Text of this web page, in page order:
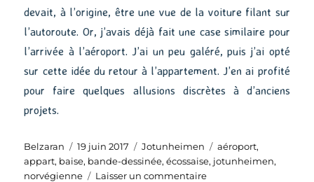
devait, à l’origine, être une vue de la voiture filant sur
l’autoroute. Or, j’avais déjà fait une case similaire pour
l’arrivée à l’aéroport. J’ai un peu galéré, puis j’ai opté
sur cette idée du retour à l’appartement. J’en ai profité
pour faire quelques allusions discrètes à d’anciens
projets.
Auteur
Belzaran
Publié
le
19 juin 2017 Catégories
Jotunheimen Étiquettes
aéroport,
appart, baise, bande-dessinée,écossaise, jotunheimen,
norvégienne
Laisser un commentairesur